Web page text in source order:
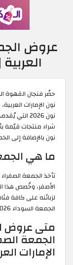
|
القهوة الخاص بك،
العربية، واستمتع
نون 2026 التي يُقدمها لك
قيّمة بأسعار مُخفضة
إلى الخصم عند تفعيل
الصفراء اسمها من شعار
هذا اليوم من قبل
كافة فئات المنتجات
2026.
الجمعه
العربية؟